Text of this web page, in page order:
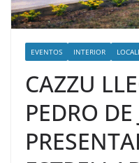
EVENTOS INTERIOR
CAZZU
PEDRO